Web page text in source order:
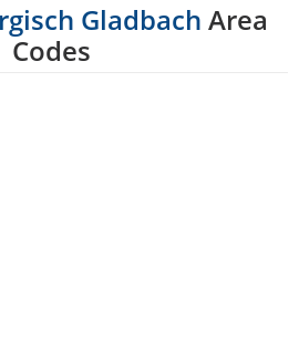
Gladbach Area
Codes